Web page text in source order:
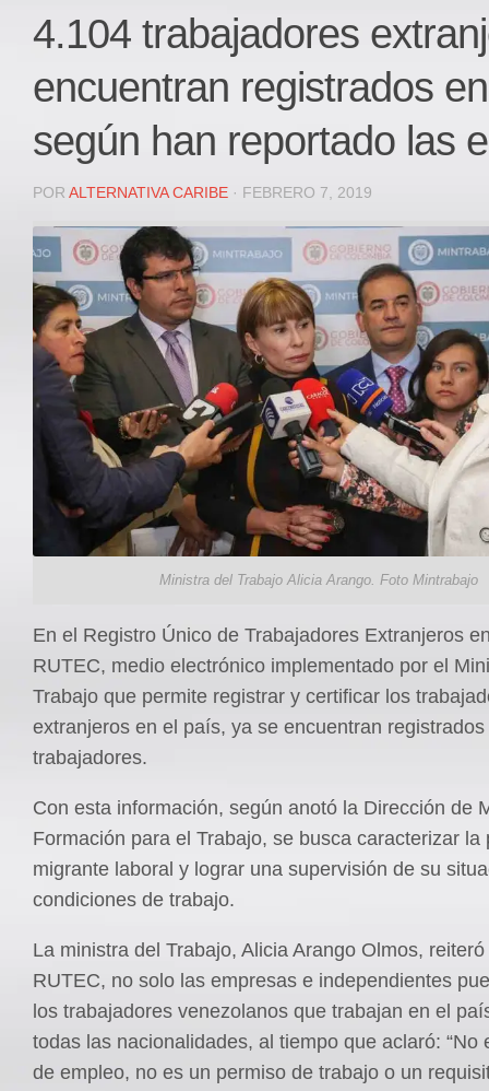
Deportes
JUDICIAL
REGIONAL
DEPARTAMENTAL
OPINIÓN
Contactenos
facebook
Twitter
Instagram
Registro ISSN: 2711-3299
4.104 trabajadores
encuentran registrados
según han reportado las
POR ALTERNATIVA CARIBE · FEBRERO 7, 2019
Ministra del Trabajo Alicia Arango. Foto Mintrabajo
En el Registro Único de Trabajadores Extranjeros
RUTEC, medio electrónico implementado por el
Trabajo que permite registrar y certificar los
extranjeros en el país, ya se encuentran
trabajadores.
Con esta información, según anotó la Dirección de
Formación para el Trabajo, se busca caracterizar la
migrante laboral y lograr una supervisión de su
condiciones de trabajo.
La ministra del Trabajo, Alicia Arango Olmos,
RUTEC, no solo las empresas e independientes
los trabajadores venezolanos que trabajan en el
todas las nacionalidades, al tiempo que aclaró: “No
de empleo, no es un permiso de trabajo o un